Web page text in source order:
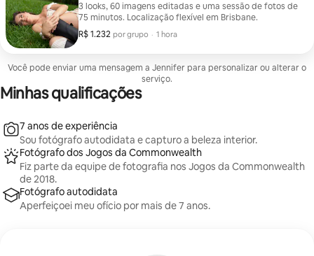
3 looks, 60 imagens editadas e uma sessão de fotos de
75 minutos. Localização flexível em Brisbane.
R$ 1.232 por grupo
R$ 1.232 por grupo
, · 1 hora
Você pode enviar uma mensagem a Jennifer para personalizar ou alterar o
serviço.
Minhas qualificações
7 anos de experiência
Sou fotógrafo autodidata e capturo a beleza interior.
Fotógrafo dos Jogos da Commonwealth
Fiz parte da equipe de fotografia nos Jogos da Commonwealth
de 2018.
Fotógrafo autodidata
Aperfeiçoei meu ofício por mais de 7 anos.